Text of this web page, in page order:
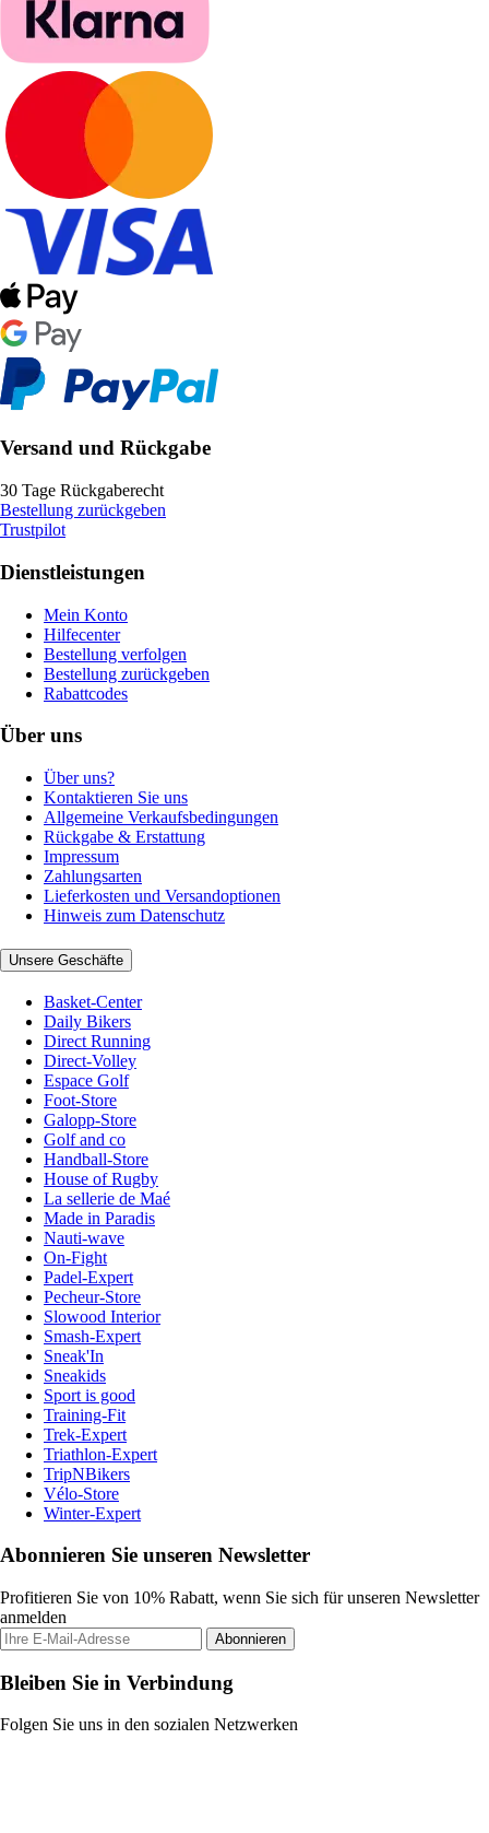
Versand und Rückgabe
30 Tage Rückgaberecht
Bestellung zurückgeben
Trustpilot
Dienstleistungen
Mein Konto
Hilfecenter
Bestellung verfolgen
Bestellung zurückgeben
Rabattcodes
Über uns
Über uns?
Kontaktieren Sie uns
Allgemeine Verkaufsbedingungen
Rückgabe & Erstattung
Impressum
Zahlungsarten
Lieferkosten und Versandoptionen
Hinweis zum Datenschutz
Unsere Geschäfte
Basket-Center
Daily Bikers
Direct Running
Direct-Volley
Espace Golf
Foot-Store
Galopp-Store
Golf and co
Handball-Store
House of Rugby
La sellerie de Maé
Made in Paradis
Nauti-wave
On-Fight
Padel-Expert
Pecheur-Store
Slowood Interior
Smash-Expert
Sneak'In
Sneakids
Sport is good
Training-Fit
Trek-Expert
Triathlon-Expert
TripNBikers
Vélo-Store
Winter-Expert
Abonnieren Sie unseren Newsletter
Profitieren Sie von 10% Rabatt, wenn Sie sich für unseren Newsletter
anmelden
Abonnieren
Bleiben Sie in Verbindung
Folgen Sie uns in den sozialen Netzwerken